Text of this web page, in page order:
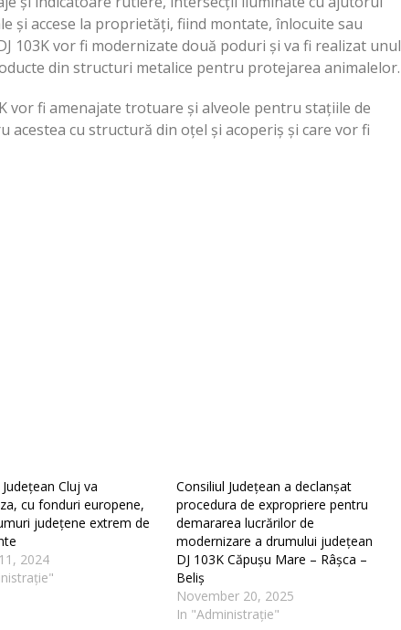
și accese la proprietăți, fiind montate, înlocuite sau
103K vor fi modernizate două poduri și va fi realizat unul
din structuri metalice pentru protejarea animalelor.
fi amenajate trotuare și alveole pentru stațiile de
cu structură din oțel și acoperiș și care vor fi
Cluj va
cu fonduri europene,
județene extrem de
2024
Consiliul Județean a declanșat
procedura de expropriere pentru
demararea lucrărilor de
modernizare a drumului județean
DJ 103K Căpușu Mare – Râșca –
Beliș
November 20, 2025
In "Administrație"